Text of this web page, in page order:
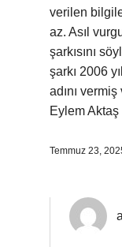
verilen
az. Asıl
şarkısını
şarkı 2006
adını
Eylem
Temmuz 23,